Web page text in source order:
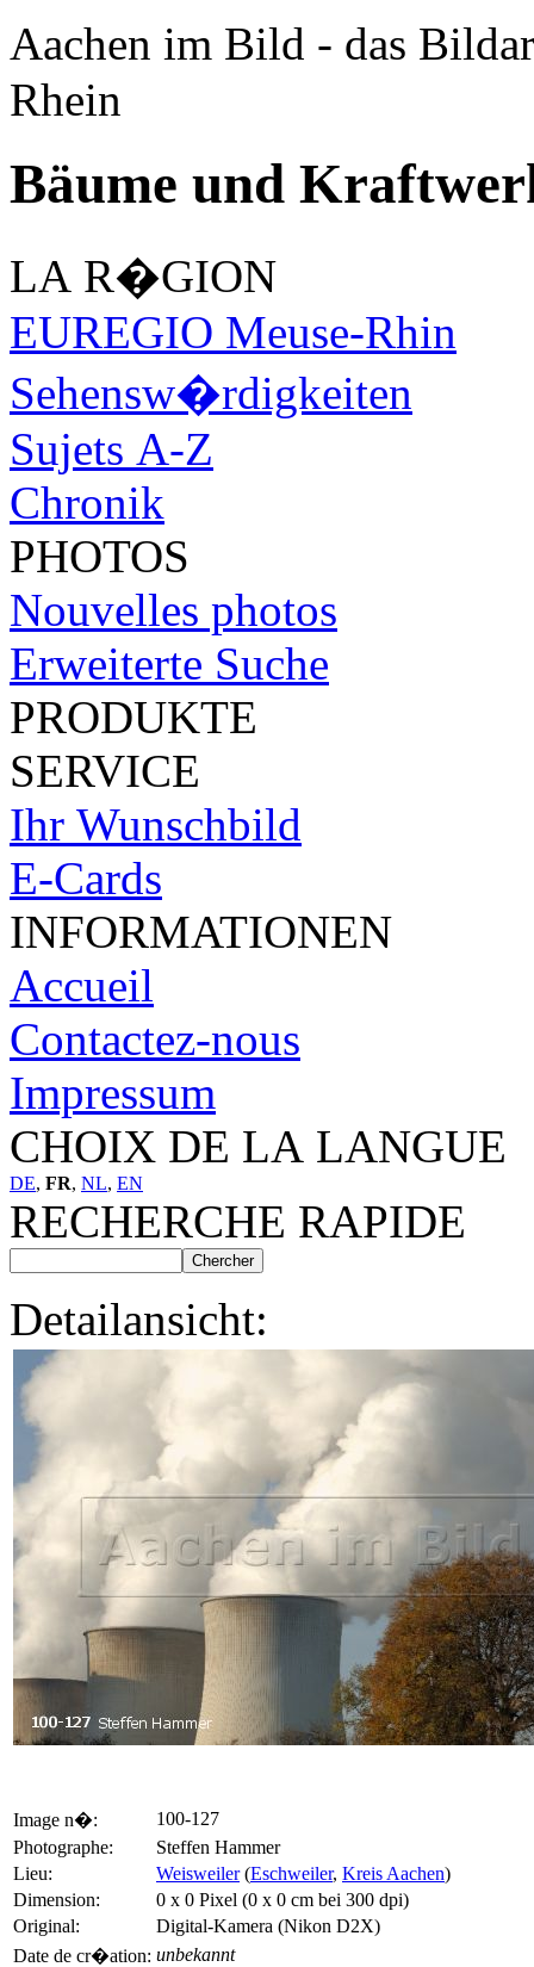
Aachen im Bild - das
Rhein
Bäume und
LA R�GION
EUREGIO Meuse-Rhin
Sehensw�rdigkeiten
Sujets A-Z
Chronik
PHOTOS
Nouvelles photos
Erweiterte Suche
PRODUKTE
SERVICE
Ihr Wunschbild
E-Cards
INFORMATIONEN
Accueil
Contactez-nous
Impressum
CHOIX DE LA LANGUE
DE, FR, NL, EN
RECHERCHE RAPIDE
Detailansicht:
Image n�:
100-127
Photographe:
Steffen Hammer
Lieu:
Weisweiler(Eschweiler, Kreis Aachen)
Dimension:
0 x 0 Pixel (0 x 0 cm bei 300 dpi)
Original:
Digital-Kamera (Nikon D2X)
Date de cr�ation: unbekannt